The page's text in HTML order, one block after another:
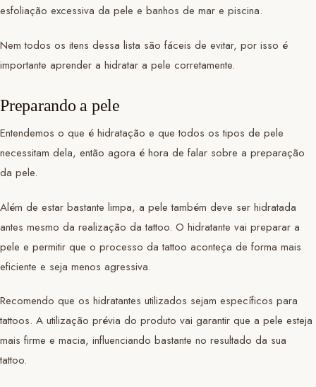
esfoliação excessiva da pele e banhos de mar e piscina.
Nem todos os itens dessa lista são fáceis de evitar, por isso é
importante aprender a hidratar a pele corretamente.
Preparando a pele
Entendemos o que é hidratação e que todos os tipos de pele
necessitam dela, então agora é hora de falar sobre a preparação
da pele.
Além de estar bastante limpa, a pele também deve ser hidratada
antes mesmo da realização da tattoo. O hidratante vai preparar a
pele e permitir que o processo da tattoo aconteça de forma mais
eficiente e seja menos agressiva.
Recomendo que os hidratantes utilizados sejam específicos para
tattoos. A utilização prévia do produto vai garantir que a pele esteja
mais firme e macia, influenciando bastante no resultado da sua
tattoo.